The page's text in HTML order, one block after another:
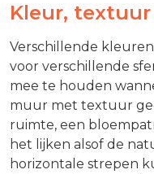
Kleur,
Verschillende
voor verschillende
mee te houden
muur met textuur
ruimte, een
het lijken alsof de
horizontale strepen